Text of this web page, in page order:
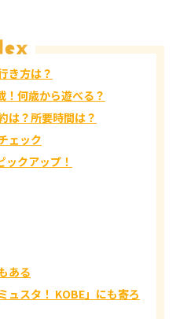
き方は？
！何歳から遊べる？
は？所要時間は？
ェック
ックアップ！
ある
ュスタ！ KOBE」にも寄ろ